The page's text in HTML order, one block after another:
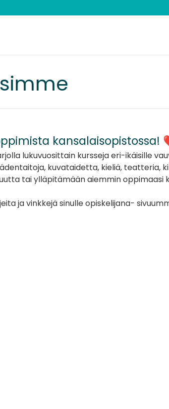
kansalaisopistossa!
lukuvuosittain kursseja eri-ikäisille
kuvataidetta, kieliä,
tai ylläpitämään aiemmin oppimaasi
ja vinkkejä sinulle opiskelijana-